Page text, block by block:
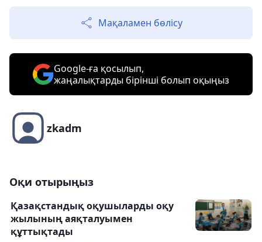
Мақаламен бөлісу
Google-ға қосылып,
жаңалықтарды бірінші болып оқыңыз
zkadm
Оқи отырыңыз
Қазақстандық оқушыларды оқу
жылының аяқталуымен
құттықтады